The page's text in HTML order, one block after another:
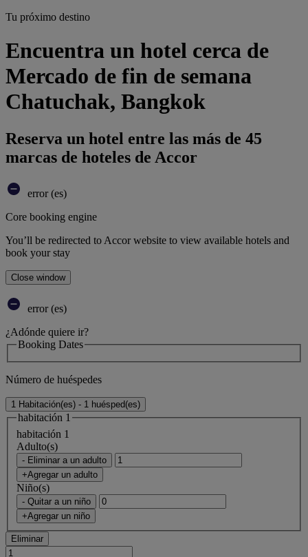
Tu próximo destino
Encuentra un hotel cerca de
Mercado de fin de semana
Chatuchak, Bangkok
Reserva un hotel entre las más de 45
marcas de hoteles de Accor
error (es)
Core booking engine
You’ll be redirected to Accor website to view available hotels and
book your stay
Close window
error (es)
¿Adónde quiere ir?
Booking Dates
Número de huéspedes
1 Habitación(es) - 1 huésped(es)
habitación 1
habitación 1
Adulto(s)
- Eliminar a un adulto
+Agregar un adulto
Niño(s)
- Quitar a un niño
+Agregar un niño
Eliminar